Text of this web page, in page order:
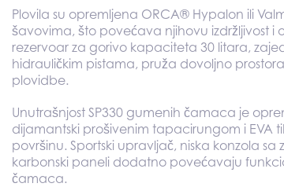
Plovila su opremljena ORCA® Hypalon ili
šavovima, što povećava njihovu izdržljivost i
rezervoar za gorivo kapaciteta 30 litara,
hidrauličkim pistama, pruža dovoljno
plovidbe.
Unutrašnjost SP330 gumenih čamaca je
dijamantski prošivenim tapacirungom i EVA
površinu. Sportski upravljač, niska konzola
karbonski paneli dodatno povećavaju
čamaca.